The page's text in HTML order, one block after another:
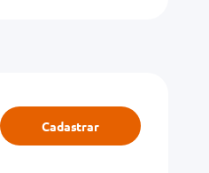
Cadastrar